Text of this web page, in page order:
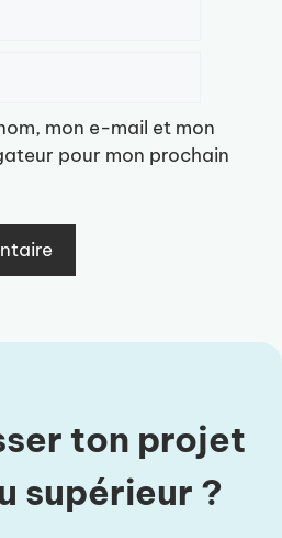
mon e-mail et mon
pour mon prochain
ton projet
supérieur ?